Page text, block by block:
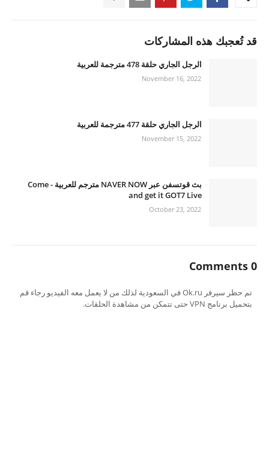
قد تُعجبك هذه المشاركات
الرجل الجاري حلقة 478 مترجمة للعربية
November 16, 2022
الرجل الجاري حلقة 477 مترجمة للعربية
November 15, 2022
بث قوتسفن عبر NAVER NOW مترجم للعربية - Come
and get it GOT7 Live
October 23, 2022
0 Comments
تم حظر سيرفر Ok.ru في السعودية لذلك من لا يعمل معه الفيديو رجاء قم
بتحميل برنامج VPN حتى تتمكن من مشاهدة الحلقات.